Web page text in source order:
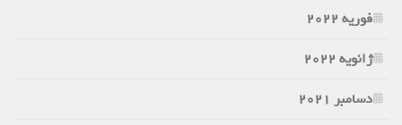
فوریه 2022
ژانویه 2022
دسامبر 2021